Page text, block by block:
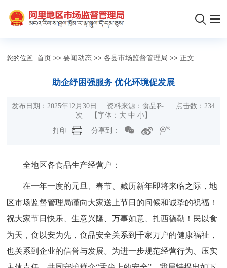
您的位置:首页 >>要闻动态 >>各县市场监督管理局 >> 正文
助企纾困强服务 优化环境促发展
发布日期：2025年12月30日 资料来源：食品科 点击数： 234
次
【字体： 大 中 小】
打印
分享到：
全地区各食品生产经营户：
在一年一度的元旦、春节、藏历新年即将来临之际，地
区市场监督管理局谨向大家送上节日的问候和诚挚的祝福！
祝大家节日快乐、生意兴隆、万事如意、扎西德勒！民以食
为天，食以安为先，食品安全关系到千家万户的健康福祉，
也关系到企业的信誉与发展。为进一步规范经营行为、压实